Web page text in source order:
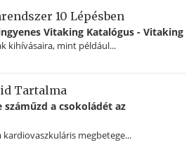
10 Lépésben
Vitaking Katalógus - Vitaking
kihívásaira, mint például...
Tartalma
a csokoládét az
megbetege...